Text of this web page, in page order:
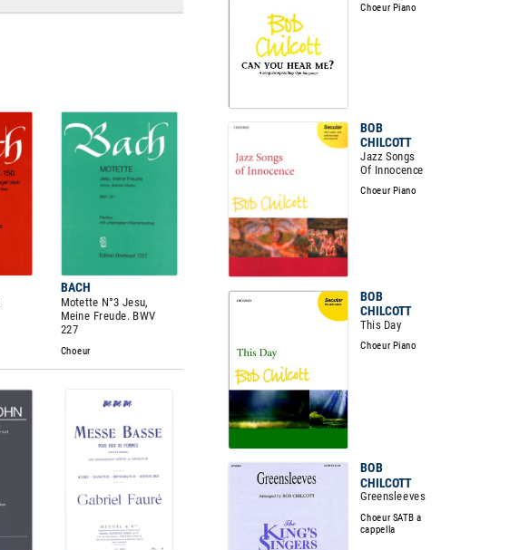
BACH
Motette N°3 Jesu,
Meine Freude. BWV
227
Choeur
Choeur Piano
BOB
CHILCOTT
Jazz Songs
Of Innocence
Choeur Piano
BOB
CHILCOTT
This Day
Choeur Piano
BOB
CHILCOTT
Greensleeves
Choeur SATB a
cappella